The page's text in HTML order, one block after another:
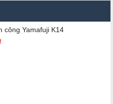
cô​ng Yamafuji K14